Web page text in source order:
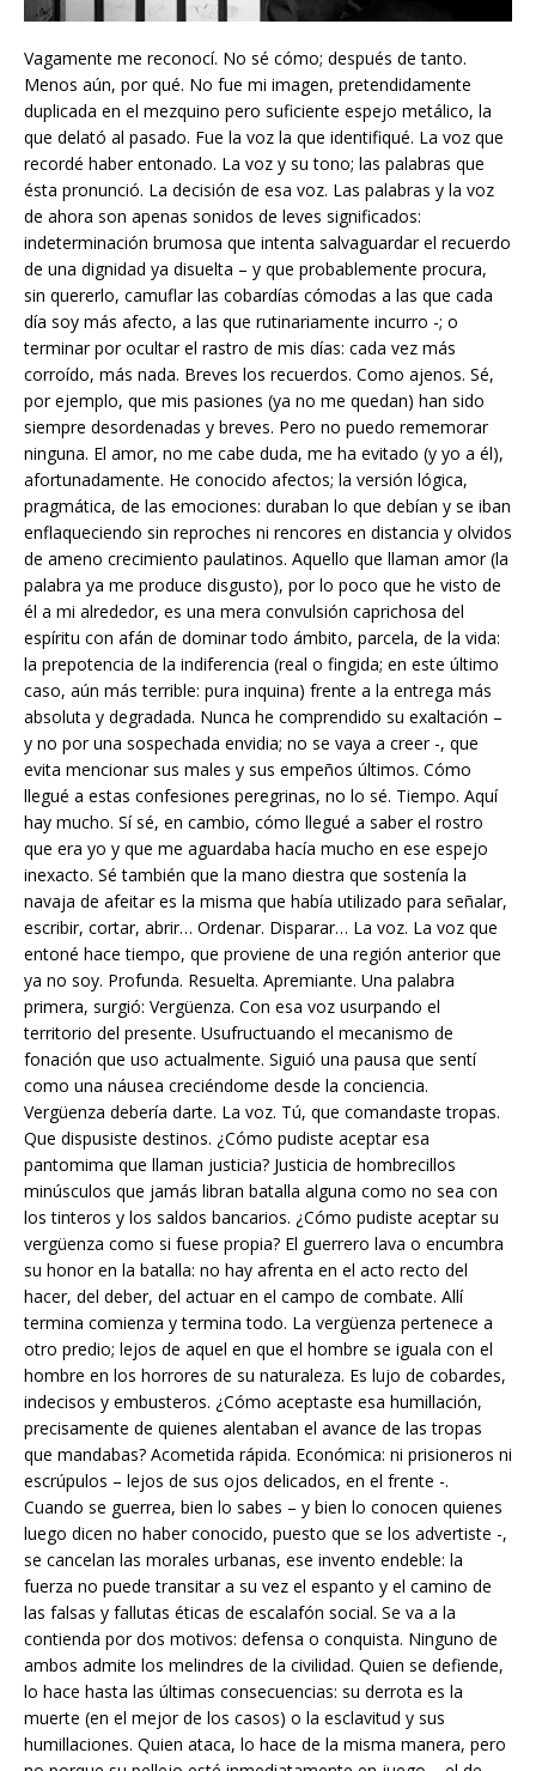
Vagamente me reconocí. No sé cómo; después de tanto.
Menos aún, por qué. No fue mi imagen, pretendidamente
duplicada en el mezquino pero suficiente espejo metálico, la
que delató al pasado. Fue la voz la que identifiqué. La voz que
recordé haber entonado. La voz y su tono; las palabras que
ésta pronunció. La decisión de esa voz. Las palabras y la voz
de ahora son apenas sonidos de leves significados:
indeterminación brumosa que intenta salvaguardar el recuerdo
de una dignidad ya disuelta – y que probablemente procura,
sin quererlo, camuflar las cobardías cómodas a las que cada
día soy más afecto, a las que rutinariamente incurro -; o
terminar por ocultar el rastro de mis días: cada vez más
corroído, más nada. Breves los recuerdos. Como ajenos. Sé,
por ejemplo, que mis pasiones (ya no me quedan) han sido
siempre desordenadas y breves. Pero no puedo rememorar
ninguna. El amor, no me cabe duda, me ha evitado (y yo a él),
afortunadamente. He conocido afectos; la versión lógica,
pragmática, de las emociones: duraban lo que debían y se iban
enflaqueciendo sin reproches ni rencores en distancia y olvidos
de ameno crecimiento paulatinos. Aquello que llaman amor (la
palabra ya me produce disgusto), por lo poco que he visto de
él a mi alrededor, es una mera convulsión caprichosa del
espíritu con afán de dominar todo ámbito, parcela, de la vida:
la prepotencia de la indiferencia (real o fingida; en este último
caso, aún más terrible: pura inquina) frente a la entrega más
absoluta y degradada. Nunca he comprendido su exaltación –
y no por una sospechada envidia; no se vaya a creer -, que
evita mencionar sus males y sus empeños últimos. Cómo
llegué a estas confesiones peregrinas, no lo sé. Tiempo. Aquí
hay mucho. Sí sé, en cambio, cómo llegué a saber el rostro
que era yo y que me aguardaba hacía mucho en ese espejo
inexacto. Sé también que la mano diestra que sostenía la
navaja de afeitar es la misma que había utilizado para señalar,
escribir, cortar, abrir… Ordenar. Disparar… La voz. La voz que
entoné hace tiempo, que proviene de una región anterior que
ya no soy. Profunda. Resuelta. Apremiante. Una palabra
primera, surgió: Vergüenza. Con esa voz usurpando el
territorio del presente. Usufructuando el mecanismo de
fonación que uso actualmente. Siguió una pausa que sentí
como una náusea creciéndome desde la conciencia.
Vergüenza debería darte. La voz. Tú, que comandaste tropas.
Que dispusiste destinos. ¿Cómo pudiste aceptar esa
pantomima que llaman justicia? Justicia de hombrecillos
minúsculos que jamás libran batalla alguna como no sea con
los tinteros y los saldos bancarios. ¿Cómo pudiste aceptar su
vergüenza como si fuese propia? El guerrero lava o encumbra
su honor en la batalla: no hay afrenta en el acto recto del
hacer, del deber, del actuar en el campo de combate. Allí
termina comienza y termina todo. La vergüenza pertenece a
otro predio; lejos de aquel en que el hombre se iguala con el
hombre en los horrores de su naturaleza. Es lujo de cobardes,
indecisos y embusteros. ¿Cómo aceptaste esa humillación,
precisamente de quienes alentaban el avance de las tropas
que mandabas? Acometida rápida. Económica: ni prisioneros ni
escrúpulos – lejos de sus ojos delicados, en el frente -.
Cuando se guerrea, bien lo sabes – y bien lo conocen quienes
luego dicen no haber conocido, puesto que se los advertiste -,
se cancelan las morales urbanas, ese invento endeble: la
fuerza no puede transitar a su vez el espanto y el camino de
las falsas y fallutas éticas de escalafón social. Se va a la
contienda por dos motivos: defensa o conquista. Ninguno de
ambos admite los melindres de la civilidad. Quien se defiende,
lo hace hasta las últimas consecuencias: su derrota es la
muerte (en el mejor de los casos) o la esclavitud y sus
humillaciones. Quien ataca, lo hace de la misma manera, pero